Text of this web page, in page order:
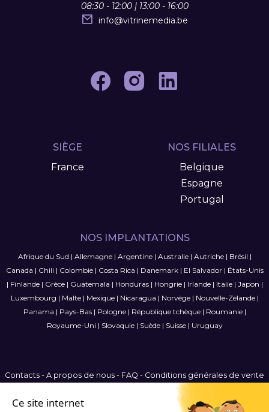
08:30 - 12:00 | 13:00 - 16:00
info@vitrinemedia.be
SIÈGE
France
NOS FILIALES
Belgique
Espagne
Portugal
NOS IMPLANTATIONS
Afrique du Sud | Allemagne| Argentine| Australie| Autriche| Brésil |
Canada | Chili | Colombie| Costa Rica | Danemark| El Salvador| États-Unis
| Finlande| Grèce| Guatemala | Honduras| Hongrie| Irlande| Italie| Japon |
Luxembourg | Malte| Mexique| Nicaragua | Norvège| Nouvelle-Zélande|
Panama | Pays-Bas| Pologne| République tchèque| Roumanie|
Royaume-Uni | Slovaquie| Suède| Suisse| Uruguay
Contacts - A propos de nous - FAQ - Conditions générales de vente
Plan du site